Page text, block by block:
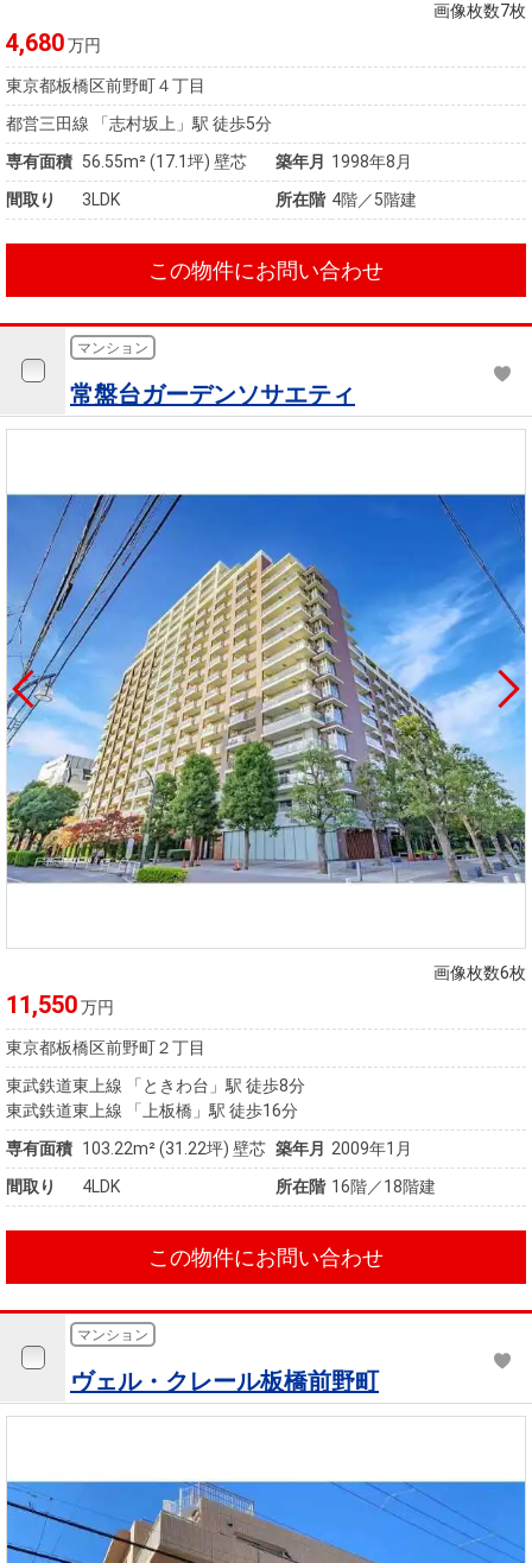
税金の本
（電子ブ
ック）
画像枚数7枚
4,680万円
東京都板橋区前野町４丁目
都営三田線 「志村坂上」駅 徒歩5分
専有面積 56.55m²(17.1坪) 壁芯 築年月
1998年8月
間取り
3LDK 所在階 4階／5階建
この物件にお問い合わせ
マンション
常盤台ガーデンソサエティ
画像枚数6枚
11,550万円
東京都板橋区前野町２丁目
東武鉄道東上線 「ときわ台」駅 徒歩8分
東武鉄道東上線 「上板橋」駅 徒歩16分
専有面積 103.22m²(31.22坪) 壁芯 築年月 2009年1月
間取り
4LDK 所在階 16階／18階建
この物件にお問い合わせ
マンション
ヴェル・クレール板橋前野町